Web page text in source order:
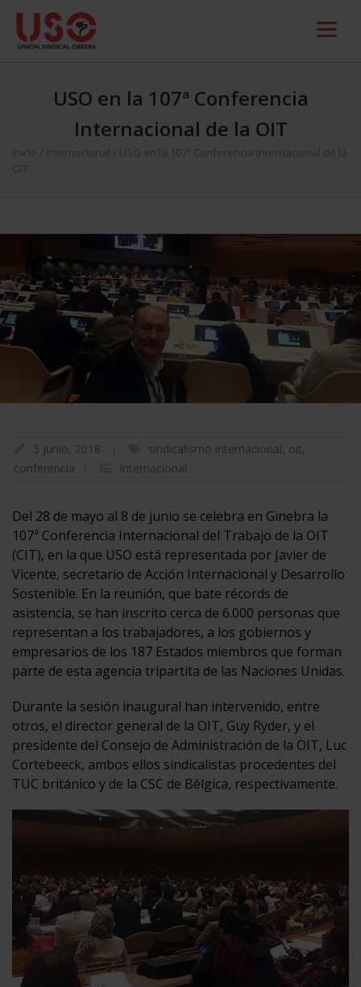
USO en la 107ª Conferencia
Internacional de la OIT
Inicio Internacional
USO en la 107ª Conferencia Internacional de la
OIT
5 junio, 2018 sindicalismo internacional, oit,
conferencia
Internacional
Del 28 de mayo al 8 de junio se celebra en Ginebra la
107ª Conferencia Internacional del Trabajo de la OIT
(CIT), en la que USO está representada por Javier de
Vicente, secretario de Acción Internacional y Desarrollo
Sostenible. En la reunión, que bate récords de
asistencia, se han inscrito cerca de 6.000 personas que
representan a los trabajadores, a los gobiernos y
empresarios de los 187 Estados miembros que forman
parte de esta agencia tripartita de las Naciones Unidas.
Durante la sesión inaugural han intervenido, entre
otros, el director general de la OIT, Guy Ryder, y el
presidente del Consejo de Administración de la OIT, Luc
Cortebeeck, ambos ellos sindicalistas procedentes del
TUC británico y de la CSC de Bélgica, respectivamente.